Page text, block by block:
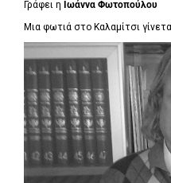
Γράφει η Ιωάννα Φωτοπούλου
Μια φωτιά στο Καλαμίτσι